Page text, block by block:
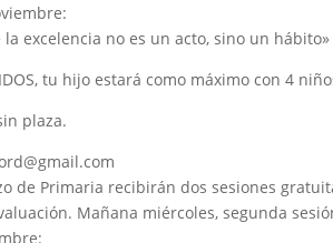
excelencia no es un acto, sino un
tu hijo estará como máximo con 4
plaza.